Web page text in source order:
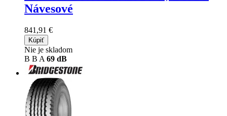
Návesové
841,91 €
Kúpiť
Nie je skladom
B B A 69 dB